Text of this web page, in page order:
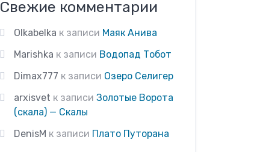
Свежие комментарии
Olkabelka к записи Маяк Анива
Marishka к записи Водопад Тобот
Dimax777 к записи Озеро Селигер
arxisvet к записиЗолотые Ворота
(скала) — Скалы
DenisM к записи Плато Путорана